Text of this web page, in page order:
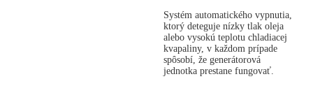
Systém automatického vypnutia,
ktorý deteguje nízky tlak oleja
alebo vysokú teplotu chladiacej
kvapaliny, v každom prípade
spôsobí, že generátorová
jednotka prestane fungovať.